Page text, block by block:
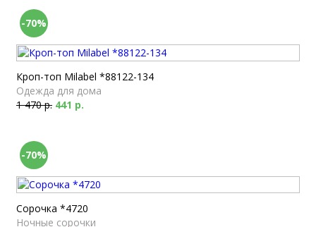
-70%
Кроп-топ Milabel *88122-134
Одежда для дома
1 470 р. 441 р.
-70%
Сорочка *4720
Ночные сорочки